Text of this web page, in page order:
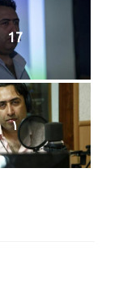
17
۱